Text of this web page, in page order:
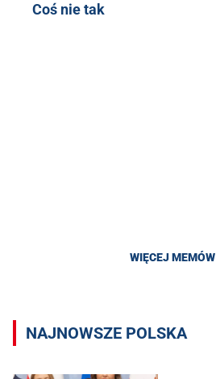
Coś nie tak
WIĘCEJ MEMÓW
NAJNOWSZE POLSKA